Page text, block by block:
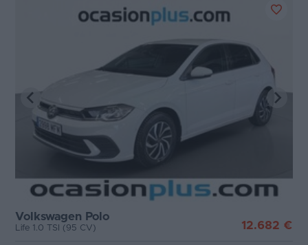
Volkswagen Polo
Life 1.0 TSI (95 CV) 12.682 €